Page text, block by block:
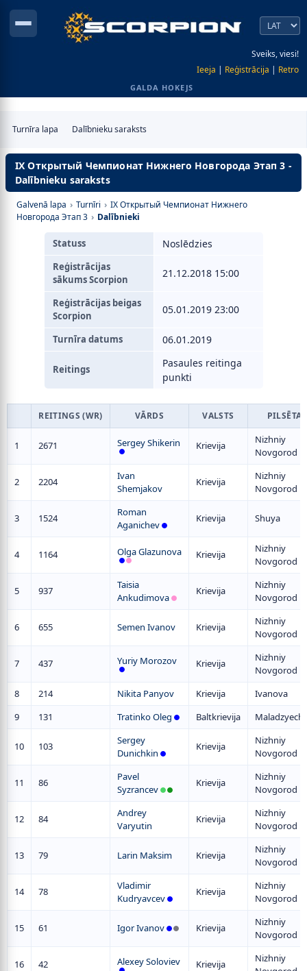
Sveiks, viesi!
Ieeja | Reģistrācija | Retro
GALDA HOKEJS
Turnīra lapa Dalībnieku saraksts
IX Открытый Чемпионат Нижнего Новгорода Этап 3 -
Dalībnieku saraksts
Galvenā lapa › Turnīri › IX Открытый Чемпионат Нижнего
Новгорода Этап 3 › Dalībnieki
Statuss Noslēdzies
Reģistrācijas
sākums Scorpion
21.12.2018 15:00
Reģistrācijas beigas
Scorpion
05.01.2019 23:00
Turnīra datums 06.01.2019
Reitings
Pasaules reitinga
punkti
REITINGS (WR) VĀRDS VALSTS PILSĒTA
1 2671 Sergey Shikerin Krievija
Nizhniy
Novgorod
2 2204
Ivan
Shemjakov
Krievija
Nizhniy
Novgorod
3 1524
Roman
Aganichev
Krievija Shuya
4 1164 Olga Glazunova Krievija
Nizhniy
Novgorod
5 937
Taisia
Ankudimova
Krievija
Nizhniy
Novgorod
6 655 Semen Ivanov Krievija
Nizhniy
Novgorod
7 437 Yuriy Morozov Krievija
Nizhniy
Novgorod
8
214 Nikita Panyov Krievija
Ivanova
9
131 Tratinko Oleg Baltkrievija
10 103
Sergey
Dunichkin
Krievija
Nizhniy
Novgorod
11 86
Pavel
Syzrancev
Krievija
Nizhniy
Novgorod
12 84
Andrey
Varyutin
Krievija
Nizhniy
Novgorod
13 79 Larin Maksim Krievija
Nizhniy
Novgorod
14 78
Vladimir
Kudryavcev
Krievija
Nizhniy
Novgorod
15 61 Igor Ivanov Krievija
Nizhniy
Novgorod
16 42 Alexey Soloviev Krievija
Nizhniy